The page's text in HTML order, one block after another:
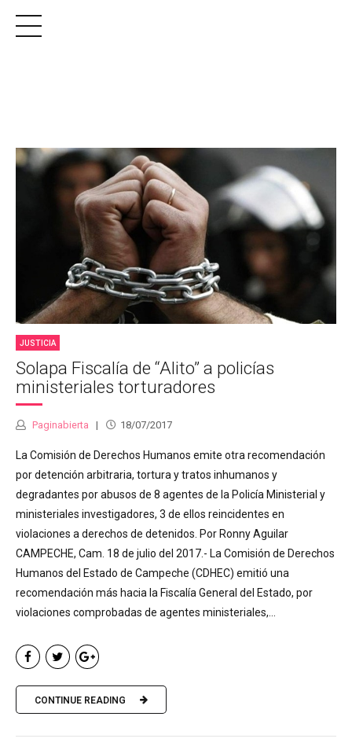
JUSTICIA
Solapa Fiscalía de “Alito” a policías
ministeriales torturadores
Paginabierta 18/07/2017
La Comisión de Derechos Humanos emite otra recomendación
por detención arbitraria, tortura y tratos inhumanos y
degradantes por abusos de 8 agentes de la Policía Ministerial y
ministeriales investigadores, 3 de ellos reincidentes en
violaciones a derechos de detenidos. Por Ronny Aguilar
CAMPECHE, Cam. 18 de julio del 2017.- La Comisión de Derechos
Humanos del Estado de Campeche (CDHEC) emitió una
recomendación más hacia la Fiscalía General del Estado, por
violaciones comprobadas de agentes ministeriales,...
CONTINUE READING